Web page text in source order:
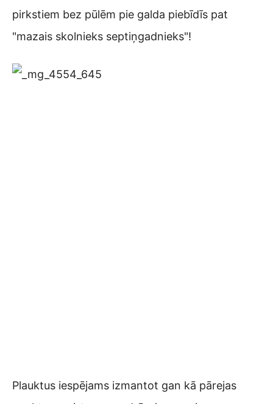
pirkstiem bez pūlēm pie galda piebīdīs pat
"mazais skolnieks septiņgadnieks"!
Plauktus iespējams izmantot gan kā pārejas